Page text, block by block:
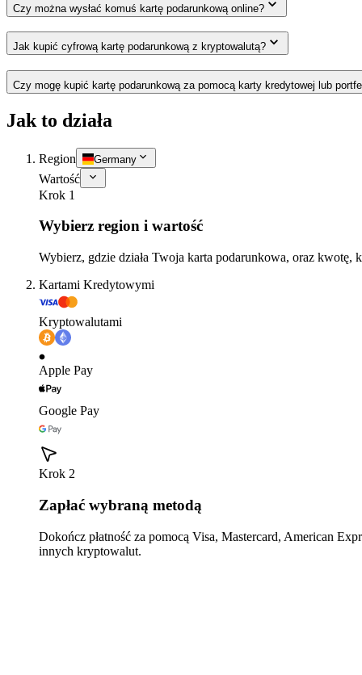
Czy można wysłać komuś kartę podarunkową online?
Jak kupić cyfrową kartę podarunkową z kryptowalutą?
Czy mogę kupić kartę podarunkową za pomocą karty kredytowej lub
Jak to działa
Region Germany
Wartość
Krok 1
Wybierz region i wartość
Wybierz, gdzie działa Twoja karta podarunkowa, oraz kwotę,
Kartami Kredytowymi
Kryptowalutami
Apple Pay
Google Pay
Krok 2
Zapłać wybraną metodą
Dokończ płatność za pomocą Visa, Mastercard, American
innych kryptowalut.